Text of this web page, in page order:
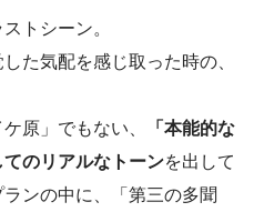
トシーン。
た気配を感じ取った時の、
原」でもない、
「本能的な
のリアルなトーンを出して
ンの中に、「第三の多聞